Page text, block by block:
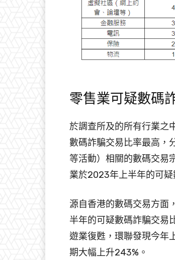
零售業可疑數碼
於調查所及的所有行業之
數碼詐騙交易比率最高，
等活動）相關的數碼交易
業於2023年上半年的可疑
源自香港的數碼交易方面
半年的可疑數碼詐騙交易
遊業復甦，環聯發現今年
期大幅上升243%。